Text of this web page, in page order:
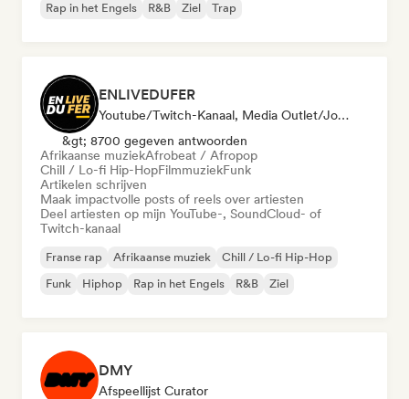
Rap in het Engels
R&B Ziel Trap
ENLIVEDUFER
Youtube/Twitch-Kanaal, Media Outlet/Journalist, Sociale Media Beïnvloeder
&gt; 8700 gegeven antwoorden
Afrikaanse muziekAfrobeat / Afropop
Chill / Lo-fi Hip-HopFilmmuziekFunk
Artikelen schrijven
Maak impactvolle posts of reels over artiesten
Deel artiesten op mijn YouTube-, SoundCloud- of
Twitch-kanaal
Franse rap Afrikaanse muziek
Chill / Lo-fi Hip-Hop
Funk
Hiphop Rap in het Engels R&B Ziel
DMY
Afspeellijst Curator